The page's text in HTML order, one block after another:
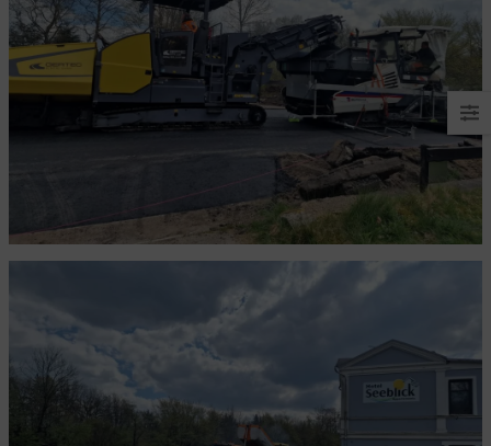
Lichtspiele